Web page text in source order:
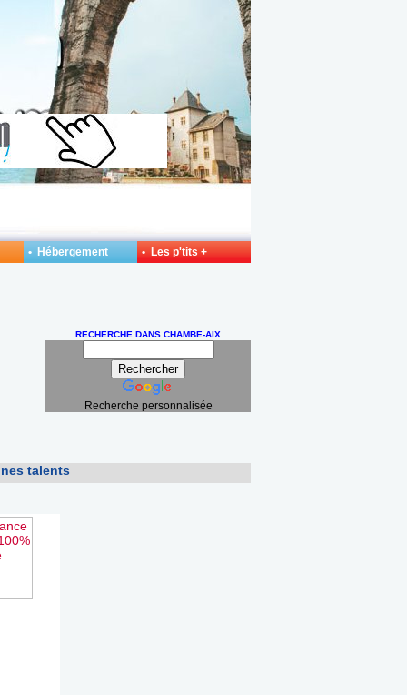
RECHERCHE DANS CHAMBE-AIX
Recherche personnalisée
talents
• Hébergement • Les p'tits +